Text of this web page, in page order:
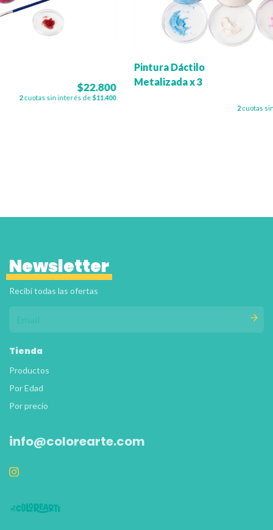
$22.800
2cuotas sin interés de$11.400
Pintura Dáctilo
Metalizada x 3
2 cuotas
Newsletter
Recibí todas las ofertas
Tienda
Productos
Por Edad
Por precio
info@colorearte.com